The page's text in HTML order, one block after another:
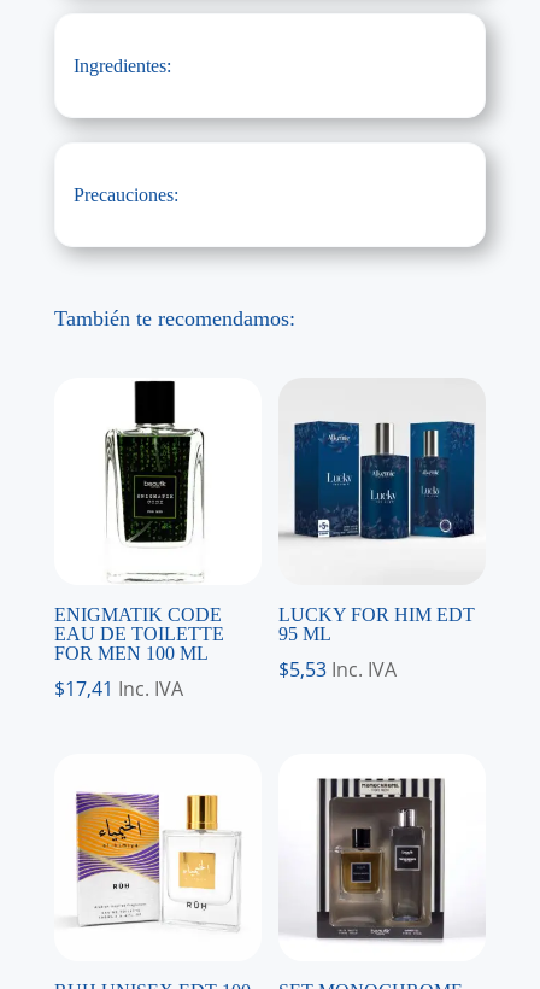
Ingredientes:
Precauciones:
También te recomendamos:
ENIGMATIK CODE
EAU DE TOILETTE
FOR MEN 100 ML
$17,41 Inc. IVA
LUCKY FOR HIM EDT
95 ML
$5,53 Inc. IVA